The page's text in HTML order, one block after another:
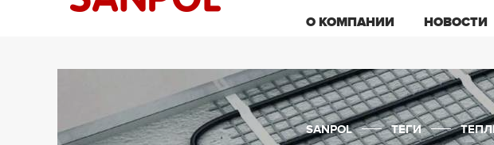
О КОМПАНИИ НОВОСТИ
SANPOL ТЕГИ